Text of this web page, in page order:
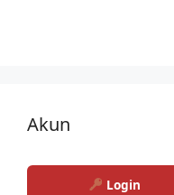
Akun
Login